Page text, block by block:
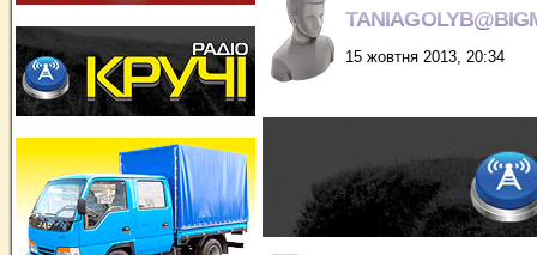
15 жовтня 2013, 20:34